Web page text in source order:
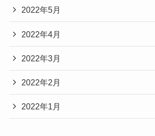
2022年5月
2022年4月
2022年3月
2022年2月
2022年1月